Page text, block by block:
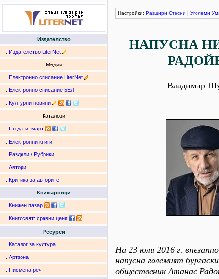
Издателство
:. Издателство LiterNet
Медии
:. Електронно списание LiterNet
:. Електронно списание БЕЛ
:. Културни новини
Каталози
:. По дати: март
:. Електронни книги
:. Раздели / Рубрики
:. Автори
:. Критика за авторите
Книжарници
:. Книжен пазар
:. Книгосвят: сравни цени
Ресурси
:. Каталог за култура
:. Артзона
:. Писмена реч
Настройки: Разшири Стесни | Уголеми
НАПУСНА
Владимир
На 23 юли 2016 г.
напусна големият
общественик Атанас